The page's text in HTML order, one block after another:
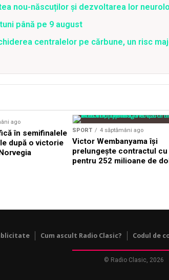
nou-născuților și dezvoltarea lor
până pe 9 august
centralelor pe cărbune, un risc
ago
în semifinalele
după o victorie
SPORT 4 săptămâni ago
Victor Wembanyama își
prelungește contractul cu
pentru 252 milioane de
Cum ascult Radio Clasic? Codul de
© Radio Clasic, 2026